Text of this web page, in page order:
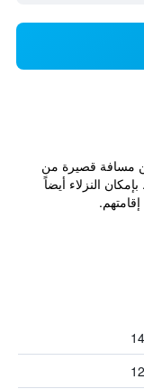
مسافة قصيرة من
النزلاء أيضاً